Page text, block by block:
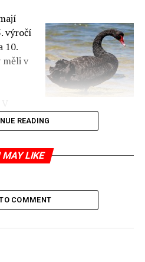
výročí
10.
měli v
černé labutě“.
READING
MAY LIKE
COMMENT